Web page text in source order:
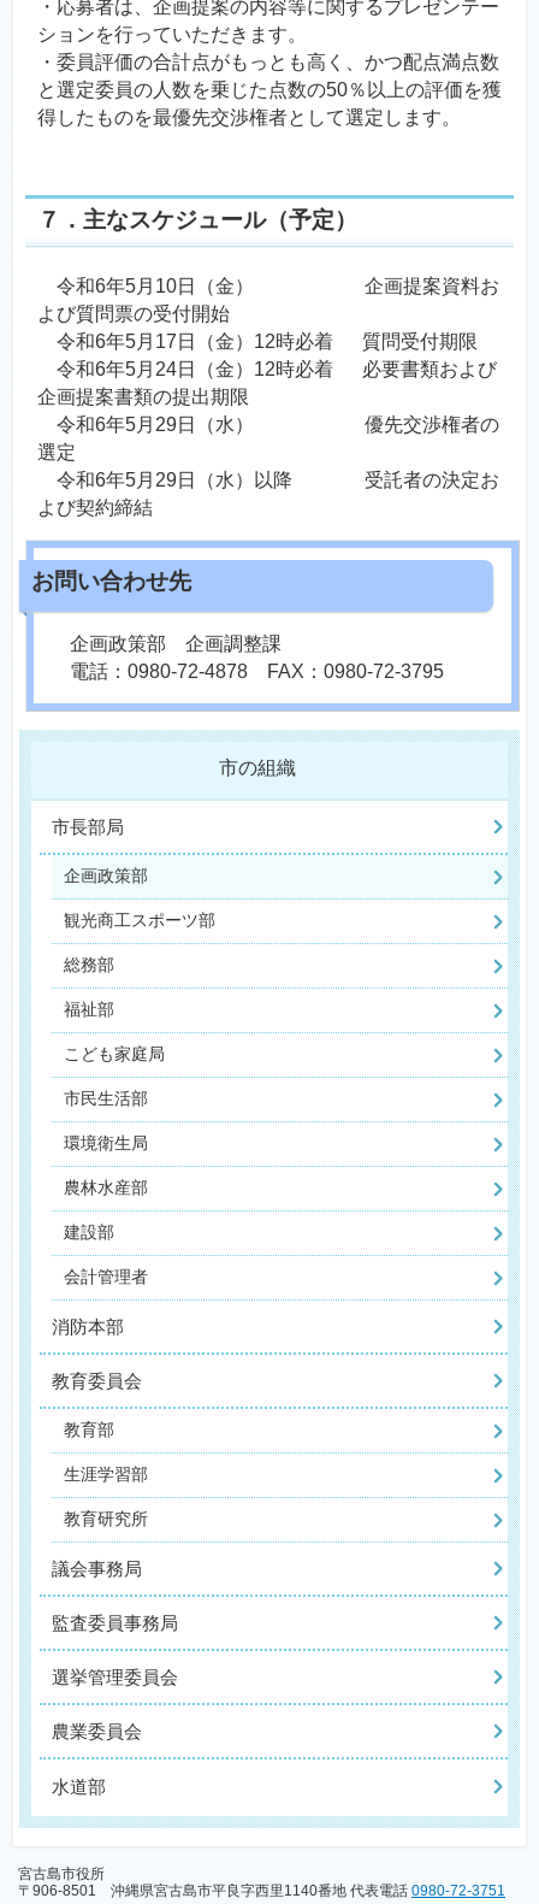
・応募者は、企画提案の内容等に関するプレゼンテー
ションを行っていただきます。
・委員評価の合計点がもっとも高く、かつ配点満点数
と選定委員の人数を乗じた点数の50％以上の評価を獲
得したものを最優先交渉権者として選定します。
７．主なスケジュール（予定）
令和6年5月10日（金） 企画提案資料お
よび質問票の受付開始
令和6年5月17日（金）12時必着 質問受付期限
令和6年5月24日（金）12時必着 必要書類および
企画提案書類の提出期限
令和6年5月29日（水） 優先交渉権者の
選定
令和6年5月29日（水）以降 受託者の決定お
よび契約締結
企画政策部 企画調整課
電話：0980-72-4878 FAX：0980-72-3795
市の組織
市長部局
企画政策部
観光商工スポーツ部
総務部
福祉部
こども家庭局
市民生活部
環境衛生局
農林水産部
建設部
会計管理者
消防本部
教育委員会
教育部
生涯学習部
教育研究所
議会事務局
監査委員事務局
選挙管理委員会
農業委員会
水道部
宮古島市役所
〒906-8501 沖縄県宮古島市平良字西里1140番地 代表電話 0980-72-3751